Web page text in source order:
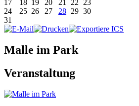
17
18 19 20 21 22 23
24
25 26 27 28 29 30
31
Malle im Park
Veranstaltung